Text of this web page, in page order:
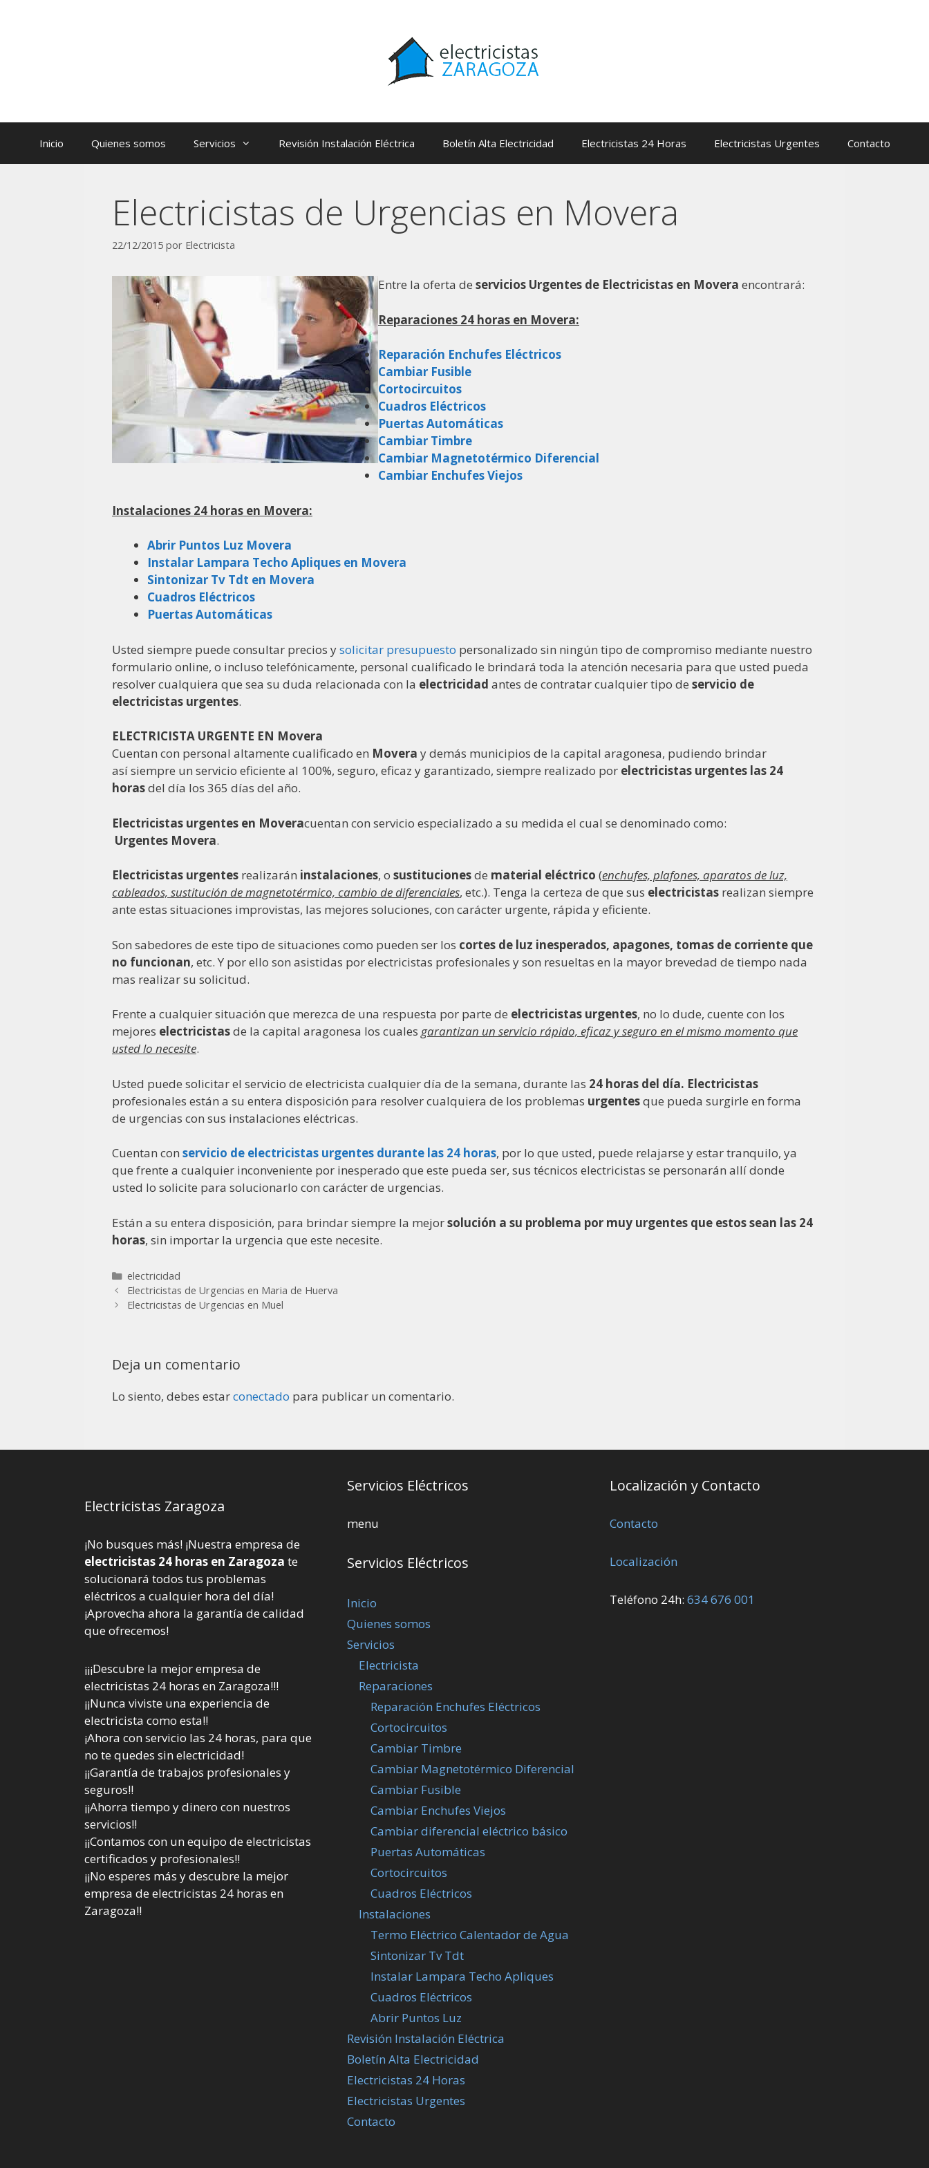
Inicio Quienes somos Servicios Revisión Instalación Eléctrica Boletín Alta Electricidad Electricistas 24 Horas Electricistas Urgentes Contacto
Electricistas de Urgencias en Movera
22/12/2015 por Electricista
Entre la oferta de servicios Urgentes de Electricistas en Movera encontrará:
Reparaciones 24 horas en Movera:
Reparación Enchufes Eléctricos
Cambiar Fusible
Cortocircuitos
Cuadros Eléctricos
Puertas Automáticas
Cambiar Timbre
Cambiar Magnetotérmico Diferencial
Cambiar Enchufes Viejos
Instalaciones 24 horas en Movera:
Abrir Puntos Luz Movera
Instalar Lampara Techo Apliques en Movera
Sintonizar Tv Tdt en Movera
Cuadros Eléctricos
Puertas Automáticas
Usted siempre puede consultar precios ysolicitar presupuesto personalizado sin ningún tipo de compromiso mediante nuestro
formulario online, o incluso telefónicamente, personal cualificado le brindará toda la atención necesaria para que usted pueda
resolver cualquiera que sea su duda relacionada con la electricidad antes de contratar cualquier tipo de servicio de
electricistas urgentes.
ELECTRICISTA URGENTE EN Movera
Cuentan con personal altamente cualificado en Movera y demás municipios de la capital aragonesa, pudiendo brindar
así siempre un servicio eficiente al 100%, seguro, eficaz y garantizado, siempre realizado por electricistas urgentes las 24
horasdel día los 365 días del año.
Electricistas urgentes en Moveracuentan con servicio especializado a su medida el cual se denominado como:
Urgentes Movera.
Electricistas urgentes realizarán instalaciones, o sustitucionesde material eléctrico (enchufes, plafones, aparatos de luz,
cableados, sustitución de magnetotérmico, cambio de diferenciales, etc.). Tenga la certeza de que sus electricistas realizan siempre
ante estas situaciones improvistas, las mejores soluciones, con carácter urgente, rápida y eficiente.
Son sabedores de este tipo de situaciones como pueden ser los cortes de luz inesperados, apagones, tomas de corriente que
no funcionan, etc. Y por ello son asistidas por electricistas profesionales y son resueltas en la mayor brevedad de tiempo nada
mas realizar su solicitud.
Frente a cualquier situación que merezca de una respuesta por parte de electricistas urgentes, no lo dude, cuente con los
mejores electricistasde la capital aragonesa los cuales garantizan un servicio rápido, eficaz y seguro en el mismo momento que
usted lo necesite.
Usted puede solicitar el servicio de electricista cualquier día de la semana, durante las 24 horas del día. Electricistas
profesionales están a su entera disposición para resolver cualquiera de los problemas urgentesque pueda surgirle en forma
de urgencias con sus instalaciones eléctricas.
Cuentan con servicio de electricistas urgentes durante las 24 horas, por lo que usted, puede relajarse y estar tranquilo, ya
que frente a cualquier inconveniente por inesperado que este pueda ser, sus técnicos electricistas se personarán allí donde
usted lo solicite para solucionarlo con carácter de urgencias.
Están a su entera disposición, para brindar siempre la mejorsolución a su problema por muy urgentes que estos sean las 24
horas, sin importar la urgencia que este necesite.
electricidad
Electricistas de Urgencias en Maria de Huerva
Electricistas de Urgencias en Muel
Deja un comentario
Lo siento, debes estarconectado para publicar un comentario.
Electricistas Zaragoza
¡No busques más! ¡Nuestra empresa de
electricistas 24 horas en Zaragoza te
solucionará todos tus problemas
eléctricos a cualquier hora del día!
¡Aprovecha ahora la garantía de calidad
que ofrecemos!
¡¡¡Descubre la mejor empresa de
electricistas 24 horas en Zaragoza!!!
¡¡Nunca viviste una experiencia de
electricista como esta!!
¡Ahora con servicio las 24 horas, para que
no te quedes sin electricidad!
¡¡Garantía de trabajos profesionales y
seguros!!
¡¡Ahorra tiempo y dinero con nuestros
servicios!!
¡¡Contamos con un equipo de electricistas
certificados y profesionales!!
¡¡No esperes más y descubre la mejor
empresa de electricistas 24 horas en
Zaragoza!!
Servicios Eléctricos
menu
Servicios Eléctricos
Inicio
Quienes somos
Servicios
Electricista
Reparaciones
Reparación Enchufes Eléctricos
Cortocircuitos
Cambiar Timbre
Cambiar Magnetotérmico Diferencial
Cambiar Fusible
Cambiar Enchufes Viejos
Cambiar diferencial eléctrico básico
Puertas Automáticas
Cortocircuitos
Cuadros Eléctricos
Instalaciones
Termo Eléctrico Calentador de Agua
Sintonizar Tv Tdt
Instalar Lampara Techo Apliques
Cuadros Eléctricos
Abrir Puntos Luz
Revisión Instalación Eléctrica
Boletín Alta Electricidad
Electricistas 24 Horas
Electricistas Urgentes
Contacto
Localización y Contacto
Contacto
Localización
Teléfono 24h: 634 676 001